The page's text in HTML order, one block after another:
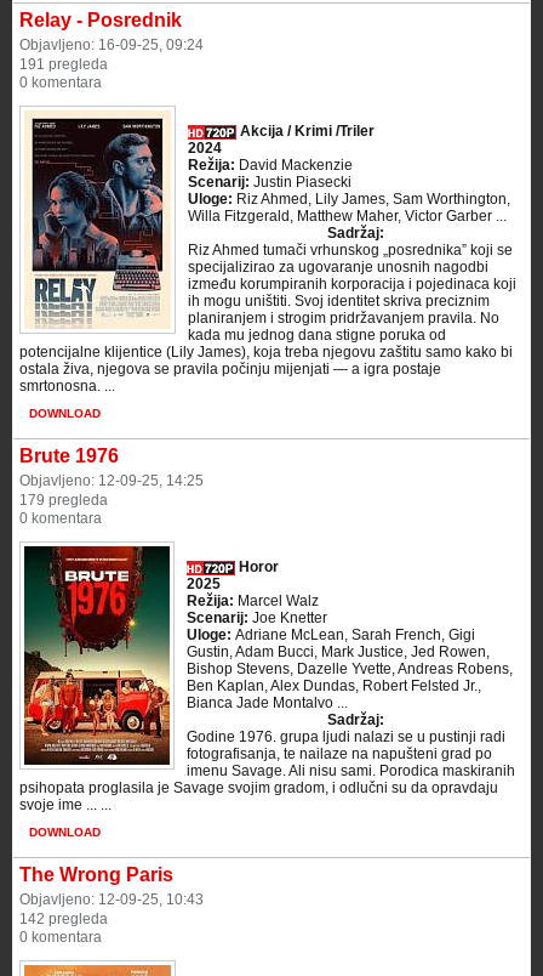
Relay - Posrednik
Objavljeno: 16-09-25, 09:24
191 pregleda
0 komentara
Akcija / Krimi /Triler
2024
Režija: David Mackenzie
Scenarij: Justin Piasecki
Uloge: Riz Ahmed, Lily James, Sam Worthington,
Willa Fitzgerald, Matthew Maher, Victor Garber ...
Sadržaj:
Riz Ahmed tumači vrhunskog „posrednika” koji se
specijalizirao za ugovaranje unosnih nagodbi
između korumpiranih korporacija i pojedinaca koji
ih mogu uništiti. Svoj identitet skriva preciznim
planiranjem i strogim pridržavanjem pravila. No
kada mu jednog dana stigne poruka od
potencijalne klijentice (Lily James), koja treba njegovu zaštitu samo kako bi
ostala živa, njegova se pravila počinju mijenjati — a igra postaje
smrtonosna. ...
DOWNLOAD
Brute 1976
Objavljeno: 12-09-25, 14:25
179 pregleda
0 komentara
Horor
2025
Režija: Marcel Walz
Scenarij: Joe Knetter
Uloge: Adriane McLean, Sarah French, Gigi
Gustin, Adam Bucci, Mark Justice, Jed Rowen,
Bishop Stevens, Dazelle Yvette, Andreas Robens,
Ben Kaplan, Alex Dundas, Robert Felsted Jr.,
Bianca Jade Montalvo ...
Sadržaj:
Godine 1976. grupa ljudi nalazi se u pustinji radi
fotografisanja, te nailaze na napušteni grad po
imenu Savage. Ali nisu sami. Porodica maskiranih
psihopata proglasila je Savage svojim gradom, i odlučni su da opravdaju
svoje ime ... ...
DOWNLOAD
The Wrong Paris
Objavljeno: 12-09-25, 10:43
142 pregleda
0 komentara